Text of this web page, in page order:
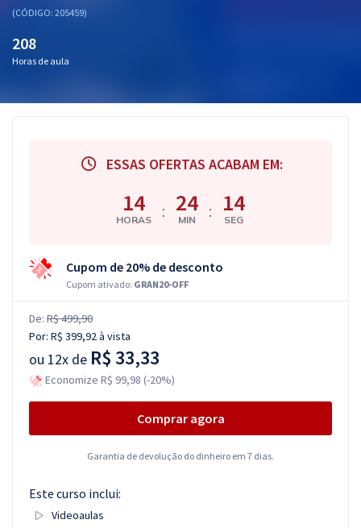
OAB
Mentorias
(CÓDIGO: 205459)
208
Horas de aula
ESSAS OFERTAS ACABAM EM:
14
HORAS : 24
MIN : 13
SEG
Cupom de 20% de desconto
Cupom ativado: GRAN20-OFF
De: R$ 499,90
Por: R$ 399,92à vista
ou 12x de R$ 33,33
Economize R$ 99,98 (-20%)
Comprar agora
Garantia de devolução do dinheiro em 7 dias.
Este curso inclui:
Videoaulas